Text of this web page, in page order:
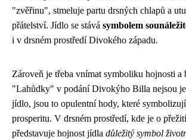
"zvěřinu", stmeluje partu drsných chlapů a
přátelství. Jídlo se stává symbolem
i v drsném prostředí Divokého západu.
Zároveň je třeba vnímat symboliku hojnosti a
"Lahůdky" v podání Divokýho Billa nejsou
jídlo, jsou to opulentní hody, které symbolizují
prosperitu. V drsném prostředí, kde je o
představuje hojnost jídla důležitý symbol